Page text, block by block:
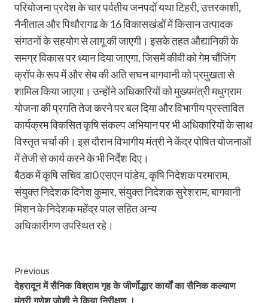
परियोजना प्रदेश के चार पर्वतीय जनपदों यथा टिहरी, उत्तरकाशी,
नैनीताल और पिथौरागढ के 16 विकासखंडों में किसान उत्पादक
संगठनों के सहयोग से लागू की जाएगी। इसके तहत औद्यानिकी के
समग्र विकास पर ध्यान दिया जाएगा, जिसमें कीवी को गेम चौंजिंग
क्रॉप के रूप में और सेब की अति सघन बागवानी को प्रमुखता से
शामिल किया जाएगा। उन्होंने अधिकारियों को मुख्यमंत्री मधुग्राम
योजना की प्रगति तेज करने पर बल दिया और विभागीय प्रस्तावित
कार्यक्रम विकसित कृषि संकल्प अभियान पर भी अधिकारियों के साथ
विस्तृत चर्चा की। इस दौरान विभागीय मंत्री ने केंद्र पोषित योजनाओं
में तेजी से कार्य करने के भी निर्देश दिए।
बैठक में कृषि सचिव डा0 एसएन पांडेय, कृषि निदेशक परमाराम,
संयुक्त निदेशक दिनेश कुमार, संयुक्त निदेशक सुरेशराम, बागवानी
मिशन के निदेशक महेंद्र पाल सहित अन्य
अधिकारीगण उपस्थित रहे।
Post
Navigation
Previous
देहरादून में सैनिक विश्राम गृह के जीर्णोद्धार कार्यों का सैनिक कल्याण